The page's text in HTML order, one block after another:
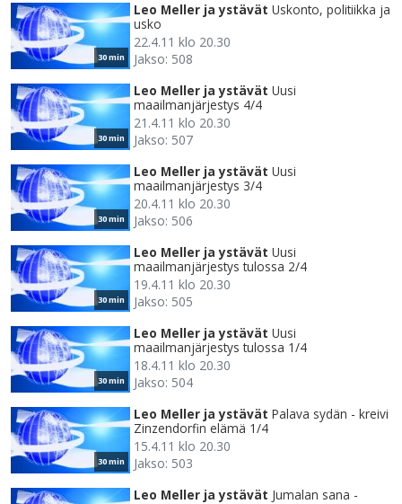
30 min
Leo Meller ja ystävät Uskonto, politiikka ja
usko
22.4.11 klo 20.30
Jakso: 508
30 min
Leo Meller ja ystävät Uusi
maailmanjärjestys 4/4
21.4.11 klo 20.30
Jakso: 507
30 min
Leo Meller ja ystävät Uusi
maailmanjärjestys 3/4
20.4.11 klo 20.30
Jakso: 506
30 min
Leo Meller ja ystävät Uusi
maailmanjärjestys tulossa 2/4
19.4.11 klo 20.30
Jakso: 505
30 min
Leo Meller ja ystävät Uusi
maailmanjärjestys tulossa 1/4
18.4.11 klo 20.30
Jakso: 504
30 min
Leo Meller ja ystävät Palava sydän - kreivi
Zinzendorfin elämä 1/4
15.4.11 klo 20.30
Jakso: 503
Leo Meller ja ystävät Jumalan sana -